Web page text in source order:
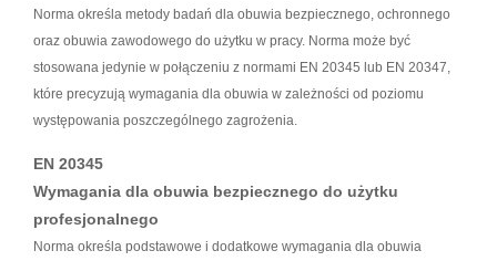
Norma określa metody badań dla obuwia bezpiecznego, ochronnego
oraz obuwia zawodowego do użytku w pracy. Norma może być
stosowana jedynie w połączeniu z normami EN 20345 lub EN 20347,
które precyzują wymagania dla obuwia w zależności od poziomu
występowania poszczególnego zagrożenia.
EN 20345
Wymagania dla obuwia bezpiecznego do użytku
profesjonalnego
Norma określa podstawowe i dodatkowe wymagania dla obuwia